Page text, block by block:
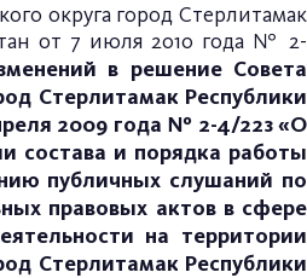
округа город Стерлитамак
от 7 июля 2010 года № 2-
в решение Совета
Стерлитамак Республики
2009 года № 2-4/22з «О
состава и порядка работы
публичных слушаний по
правовых актов в сфере
на территории
Стерлитамак Республики